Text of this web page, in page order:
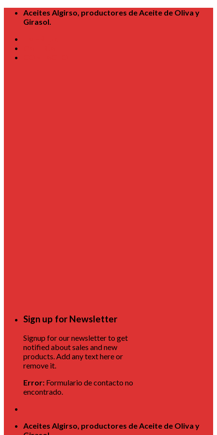
Skip
Aceites Algirso, productores de Aceite de Oliva y
Girasol.
Sign up for Newsletter
Signup for our newsletter to get
notified about sales and new
products. Add any text here or
remove it.
Error: Formulario de contacto no
encontrado.
Aceites Algirso, productores de Aceite de Oliva y